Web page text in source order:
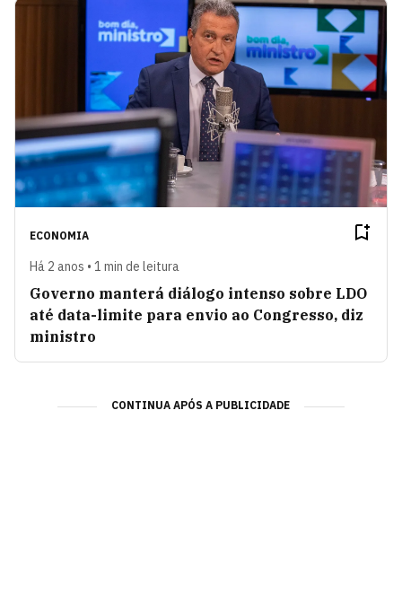
ECONOMIA
Há 2 anos • 1 min de leitura
Governo manterá diálogo intenso sobre LDO
até data-limite para envio ao Congresso, diz
ministro
CONTINUA APÓS A PUBLICIDADE